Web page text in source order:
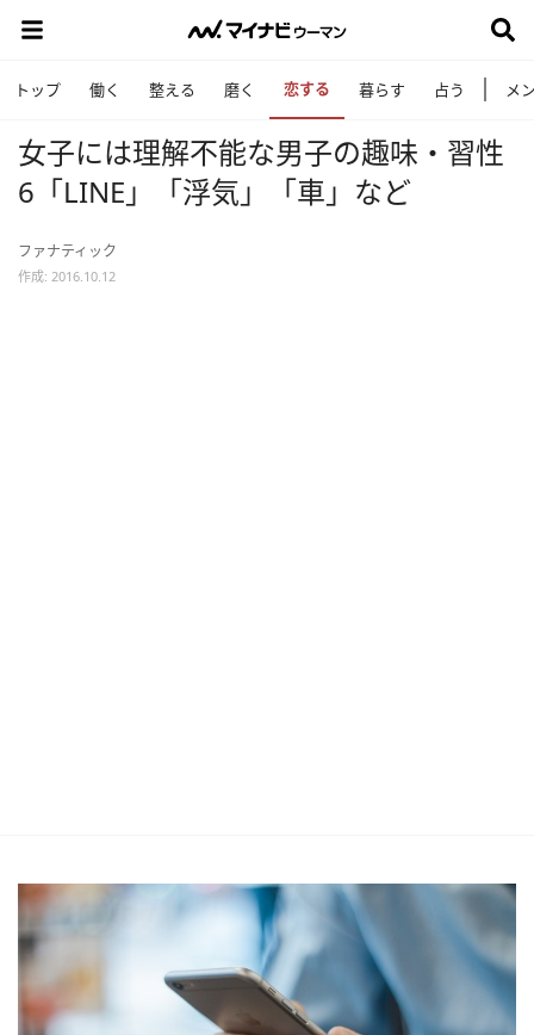
トップ 働く 整える 磨く 恋する 暮らす 占う メ
女子には理解不能な男子の趣味・習性
6「LINE」「浮気」「車」など
ファナティック
作成: 2016.10.12